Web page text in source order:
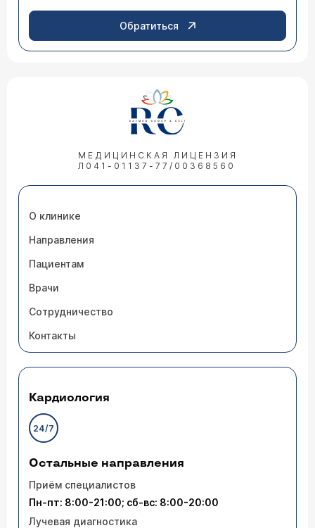
Обратиться
МЕДИЦИНСКАЯ ЛИЦЕНЗИЯ
Л041-01137-77/00368560
О клинике
Направления
Пациентам
Врачи
Сотрудничество
Контакты
Кардиология
24/7
Остальные направления
Приём специалистов
Пн-пт: 8:00-21:00; сб-вс: 8:00-20:00
Лучевая диагностика